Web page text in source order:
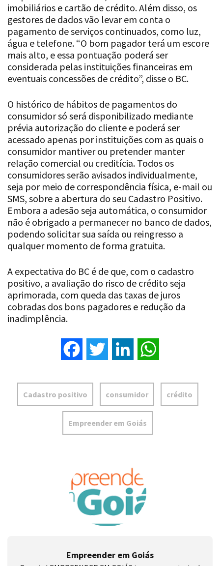
imobiliários e cartão de crédito. Além disso, os
gestores de dados vão levar em conta o
pagamento de serviços continuados, como luz,
água e telefone. “O bom pagador terá um escore
mais alto, e essa pontuação poderá ser
considerada pelas instituições financeiras em
eventuais concessões de crédito”, disse o BC.
O histórico de hábitos de pagamentos do
consumidor só será disponibilizado mediante
prévia autorização do cliente e poderá ser
acessado apenas por instituições com as quais o
consumidor mantiver ou pretender manter
relação comercial ou creditícia. Todos os
consumidores serão avisados individualmente,
seja por meio de correspondência física, e-mail ou
SMS, sobre a abertura do seu Cadastro Positivo.
Embora a adesão seja automática, o consumidor
não é obrigado a permanecer no banco de dados,
podendo solicitar sua saída ou reingresso a
qualquer momento de forma gratuita.
A expectativa do BC é de que, com o cadastro
positivo, a avaliação do risco de crédito seja
aprimorada, com queda das taxas de juros
cobradas dos bons pagadores e redução da
inadimplência.
Facebook Twitter LinkedIn
Cadastro positivo consumidor crédito
Empreender em Goiás
Empreender em Goiás